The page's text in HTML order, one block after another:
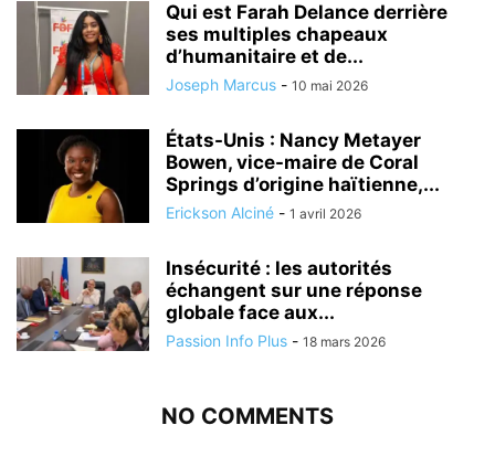
Qui est Farah Delance derrière
ses multiples chapeaux
d’humanitaire et de...
Joseph Marcus - 10 mai 2026
États-Unis : Nancy Metayer
Bowen, vice-maire de Coral
Springs d’origine haïtienne,...
Erickson Alciné - 1 avril 2026
Insécurité : les autorités
échangent sur une réponse
globale face aux...
Passion Info Plus - 18 mars 2026
NO COMMENTS